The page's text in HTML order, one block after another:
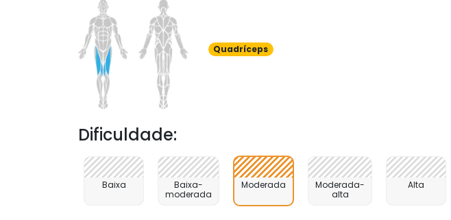
Quadríceps
Dificuldade:
Baixa
Baixa-
moderada
Moderada
Moderada-
alta
Alta